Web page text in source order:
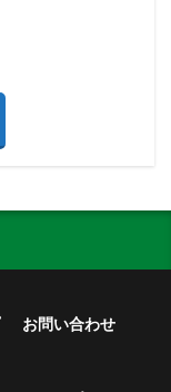
お問い合わせ